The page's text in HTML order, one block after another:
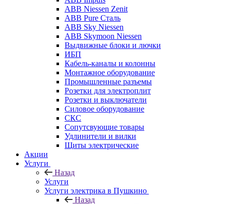
ABB Niessen Zenit
ABB Pure Сталь
ABB Sky Niessen
ABB Skymoon Niessen
Выдвижные блоки и лючки
ИБП
Кабель-каналы и колонны
Монтажное оборудование
Промышленные разъемы
Розетки для электроплит
Розетки и выключатели
Силовое оборудование
СКС
Сопутсвующие товары
Удлинители и вилки
Щиты электрические
Акции
Услуги
Назад
Услуги
Услуги электрика в Пушкино
Назад